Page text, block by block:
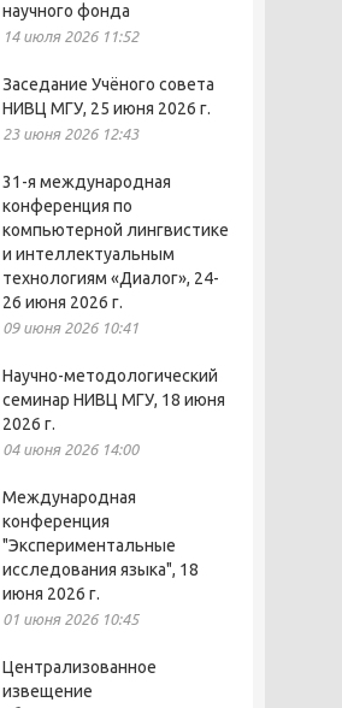
научного фонда
14 июля 2026 11:52
Заседание Учёного совета
НИВЦ МГУ, 25 июня 2026 г.
23 июня 2026 12:43
31-я международная
конференция по
компьютерной лингвистике
и интеллектуальным
технологиям «Диалог», 24-
26 июня 2026 г.
09 июня 2026 10:41
Научно-методологический
семинар НИВЦ МГУ, 18 июня
2026 г.
04 июня 2026 14:00
Международная
конференция
"Экспериментальные
исследования языка", 18
июня 2026 г.
01 июня 2026 10:45
Централизованное
извещение